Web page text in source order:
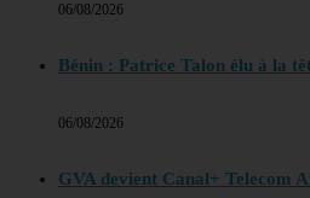
06/08/2026
Bénin : Patrice Talon élu à la
06/08/2026
GVA devient Canal+ Telecom